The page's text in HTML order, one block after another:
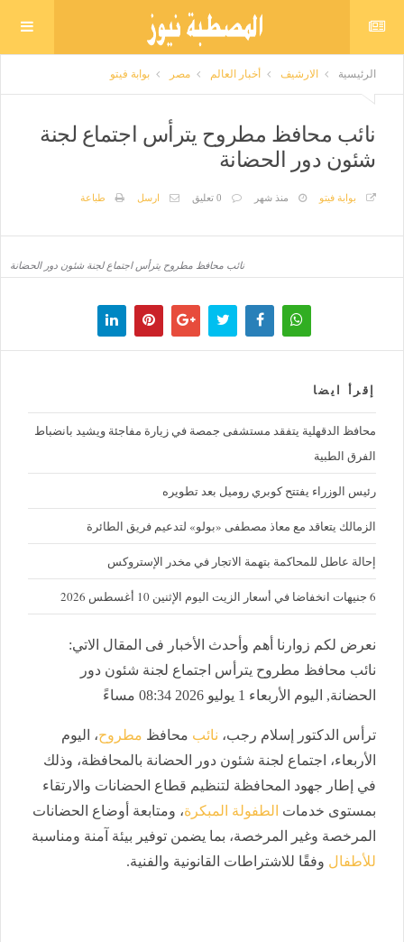
الرئيسية الارشيف أخبار العالم مصر بوابة فيتو
نائب محافظ مطروح يترأس اجتماع لجنة
شئون دور الحضانة
بوابة فيتو منذ شهر 0 تعليق ارسل طباعة
نائب محافظ مطروح يترأس اجتماع لجنة شئون دور الحضانة
إقرأ ايضا
محافظ الدقهلية يتفقد مستشفى جمصة في زيارة مفاجئة ويشيد بانضباط
الفرق الطبية
رئيس الوزراء يفتتح كوبري روميل بعد تطويره
الزمالك يتعاقد مع معاذ مصطفى «بولو» لتدعيم فريق الطائرة
إحالة عاطل للمحاكمة بتهمة الاتجار في مخدر الإستروكس
6 جنيهات انخفاضا في أسعار الزيت اليوم الإثنين 10 أغسطس 2026
نعرض لكم زوارنا أهم وأحدث الأخبار فى المقال الاتي:
نائب محافظ مطروح يترأس اجتماع لجنة شئون دور
الحضانة, اليوم الأربعاء 1 يوليو 2026 08:34 مساءً
ترأس الدكتور إسلام رجب، نائب محافظ مطروح، اليوم
الأربعاء، اجتماع لجنة شئون دور الحضانة بالمحافظة، وذلك
في إطار جهود المحافظة لتنظيم قطاع الحضانات والارتقاء
بمستوى خدمات الطفولة المبكرة، ومتابعة أوضاع الحضانات
المرخصة وغير المرخصة، بما يضمن توفير بيئة آمنة ومناسبة
للأطفال وفقًا للاشتراطات القانونية والفنية.